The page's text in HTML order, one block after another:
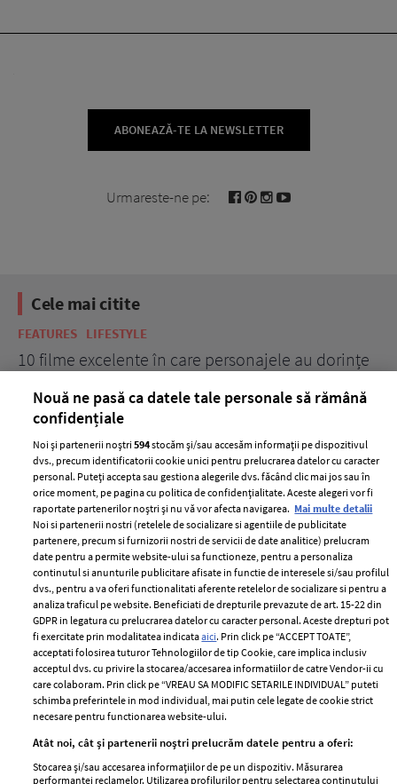
ABONEAZĂ-TE LA NEWSLETTER
Urmareste-ne pe:
Cele mai citite
FEATURES LIFESTYLE
10 filme excelente în care personajele au dorințe
ELLE Style Awards
2024
Despre ELLE
Romania
Contact
Abonamente
Termeni si conditii
Politica de
confidențialitate
Politica de cookies
Publicitate
GSP
femei
Viva
Nouă ne pasă ca datele tale personale să rămână
confidențiale
Noi și partenerii noștri594stocăm și/sau accesăm informații pe dispozitivul
dvs., precum identificatorii cookie unici pentru prelucrarea datelor cu caracter
personal. Puteți accepta sau gestiona alegerile dvs. făcând clic mai jos sau în
orice moment, pe pagina cu politica de confidențialitate. Aceste alegeri vor fi
raportate partenerilor noștri și nu vă vor afecta navigarea. Mai multe detalii
Noi si partenerii nostri (retelele de socializare si agentiile de publicitate
partenere, precum si furnizorii nostri de servicii de date analitice) prelucram
date pentru a permite website-ului sa functioneze, pentru a personaliza
continutul si anunturile publicitare afisate in functie de interesele si/sau profilul
dvs., pentru a va oferi functionalitati aferente retelelor de socializare si pentru a
analiza traficul pe website. Beneficiati de drepturile prevazute de art. 15-22 din
GDPR in legatura cu prelucrarea datelor cu caracter personal. Aceste drepturi pot
fi exercitate prin modalitatea indicataaici. Prin click pe “ACCEPT TOATE”,
acceptati folosirea tuturor Tehnologiilor de tip Cookie, care implica inclusiv
acceptul dvs. cu privire la stocarea/accesarea informatiilor de catre Vendor-ii cu
care colaboram. Prin click pe “VREAU SA MODIFIC SETARILE INDIVIDUAL” puteti
schimba preferintele in mod individual, mai putin cele legate de cookie strict
necesare pentru functionarea website-ului.
Atât noi, cât și partenerii noștri prelucrăm datele pentru a oferi:
Stocarea și/sau accesarea informațiilor de pe un dispozitiv. Măsurarea
performanței reclamelor. Utilizarea profilurilor pentru selectarea conținutului